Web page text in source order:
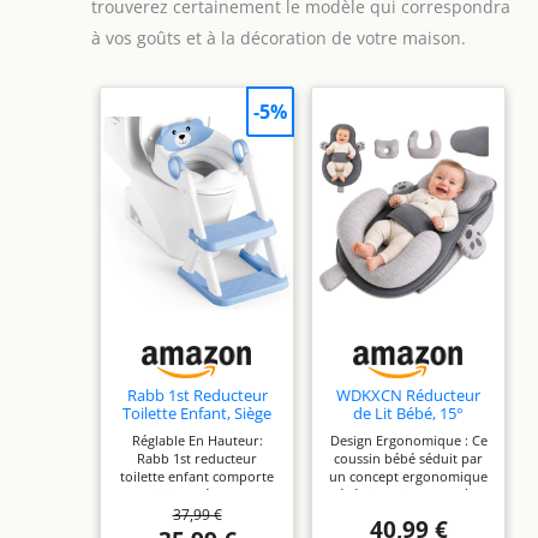
pour voyager en toute
sérénité.
trouverez certainement le modèle qui correspondra
à vos goûts et à la décoration de votre maison.
Rabb 1st Reducteur
Toilette Enfant, Siège
de Toilette pour
Enfants Garçons et
Filles, 2 en 1
Rehausseur Filles
Non-éclaboussures et
Réglable En Hauteur:
Rabb 1st reducteur
toilette enfant comporte
6 positions réglables et
nous avons inclus des vis
détachables pour que
37,99 €
-5%
WDKXCN Réducteur
de Lit Bébé, 15°
Coussin Anti Reflux
Bébé Ergonomique
avec Coussin en
Silicone et Repose-
et Lavable Cale Bébé
Design Ergonomique : Ce
coussin bébé séduit par
un concept ergonomique
réfléchi, qui s’adapte à la
bébé et permet aux
40,99 €